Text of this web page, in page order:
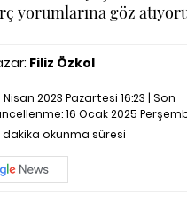
yorumlarına göz
Filiz Özkol
Nisan 2023 Pazartesi 16:23 | Son
16 Ocak 2025
dakika okunma süresi